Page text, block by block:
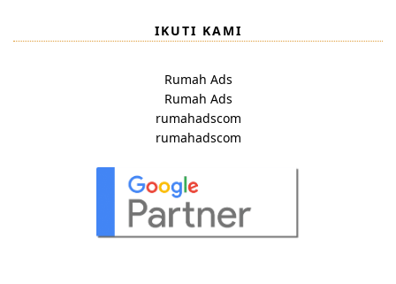
IKUTI KAMI
Rumah Ads
Rumah Ads
rumahadscom
rumahadscom